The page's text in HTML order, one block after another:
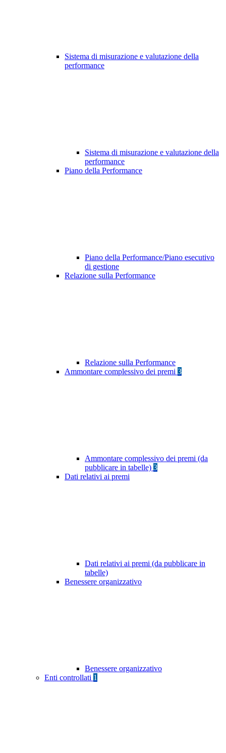
Sistema di misurazione e valutazione della
performance
Sistema di misurazione e valutazione della
performance
Piano della Performance
Piano della Performance/Piano esecutivo
di gestione
Relazione sulla Performance
Relazione sulla Performance
Ammontare complessivo dei premi 3
Ammontare complessivo dei premi (da
pubblicare in tabelle) 3
Dati relativi ai premi
Dati relativi ai premi (da pubblicare in
tabelle)
Benessere organizzativo
Benessere organizzativo
Enti controllati 1